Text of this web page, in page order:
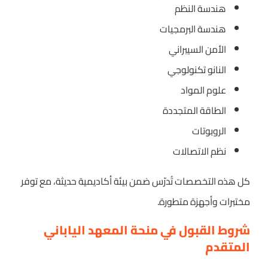
هندسة النظم
هندسة البرمجيات
الأمن السيبراني
النانو تكنولوجي
علوم المواد
الطاقة المتجددة
الروبوتات
نظم الاتصالات
كل هذه التخصصات تُدرّس ضمن بيئة أكاديمية حديثة، مع توفر
مختبرات وأجهزة متطورة.
شروط القبول في منحة المعهد الياباني
المتقدم